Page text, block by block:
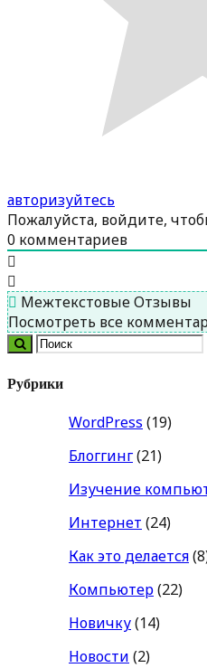
авторизуйтесь
Пожалуйста, войдите,
0 комментариев
Межтекстовые Отзывы
Посмотреть все
Рубрики
WordPress (19)
Блоггинг(21)
Изучение
Интернет (24)
Как это делается
Компьютер(22)
Новичку(14)
Новости (2)